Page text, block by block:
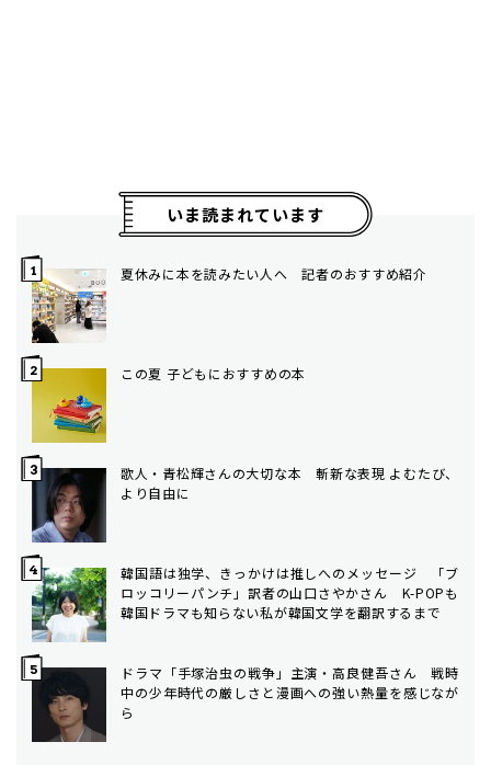
いま読まれています
夏休みに本を読みたい人へ 記者のおすすめ紹介
この夏 子どもにおすすめの本
歌人・青松輝さんの大切な本 斬新な表現 よむたび、
より自由に
韓国語は独学、きっかけは推しへのメッセージ 「ブ
ロッコリーパンチ」訳者の山口さやかさん K-POPも
韓国ドラマも知らない私が韓国文学を翻訳するまで
ドラマ「手塚治虫の戦争」主演・高良健吾さん 戦時
中の少年時代の厳しさと漫画への強い熱量を感じなが
ら